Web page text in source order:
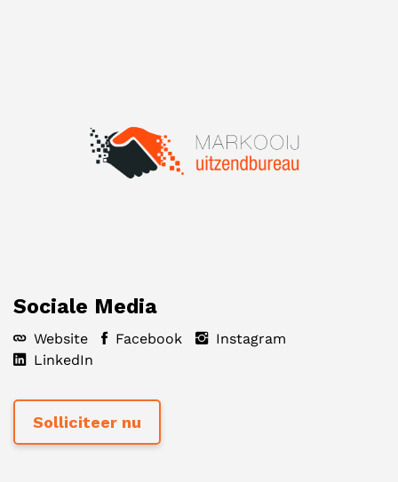
Sociale Media
Website Facebook
Instagram
LinkedIn